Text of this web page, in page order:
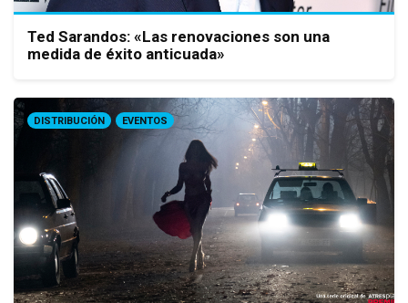
Ted Sarandos: «Las renovaciones son una
medida de éxito anticuada»
DISTRIBUCIÓN EVENTOS